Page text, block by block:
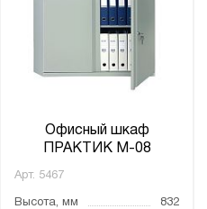
Офисный шкаф
ПРАКТИК M-08
Арт. 5467
Высота, мм
832